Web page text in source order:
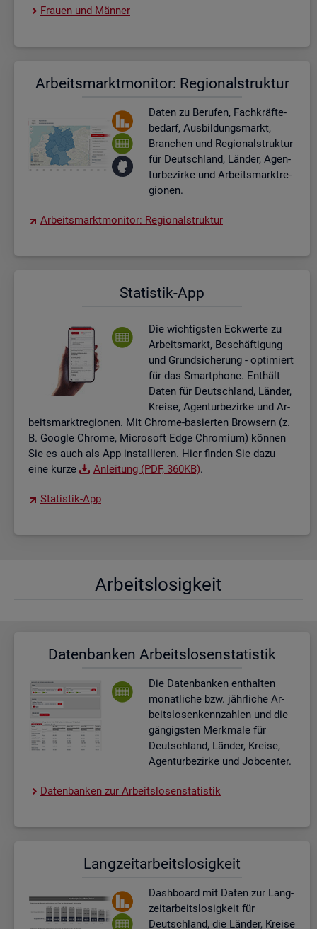
Frau­en und Män­ner
Ar­beits­markt­mo­ni­tor: Re­gio­nal­struk­tur
Daten zu Be­ru­fen, Fach­kräf­te­
be­darf, Aus­bil­dungs­markt,
Bran­chen und Re­gio­nal­struk­tur
für Deutsch­land, Län­der, Agen­
tur­be­zir­ke und Ar­beits­markt­re­
gio­nen.
Ar­beits­markt­mo­ni­tor: Re­gio­nal­struk­tur
Sta­tis­tik-App
Die wich­tigs­ten Eck­wer­te zu
Ar­beits­markt, Be­schäf­ti­gung
und Grund­si­che­rung - op­ti­miert
für das Smart­pho­ne. Ent­hält
Daten für Deutsch­land, Län­der,
Krei­se, Agen­tur­be­zir­ke und Ar­
beits­markt­re­gio­nen. Mit Chro­me-ba­sier­ten Brow­sern (z.
B. Goog­le Chro­me, Mi­cro­soft Edge Chro­mi­um) kön­nen
Sie es auch als App in­stal­lie­ren. Hier fin­den Sie dazu
eine kurze
An­lei­tung (PDF, 360KB).
Sta­tis­tik-App
Ar­beits­lo­sig­keit
Da­ten­ban­ken Ar­beits­lo­sen­sta­tis­tik
Die Da­ten­ban­ken ent­hal­ten
mo­nat­li­che bzw. jähr­li­che Ar­
beits­lo­sen­kenn­zah­len und die
gän­gigs­ten Merk­ma­le für
Deutsch­land, Län­der, Krei­se,
Agen­tur­be­zir­ke und Job­cen­ter.
Da­ten­ban­ken zur Ar­beits­lo­sen­sta­tis­tik
Lang­zeit­ar­beits­lo­sig­keit
Dash­board mit Daten zur Lang­
zeit­ar­beits­lo­sig­keit für
Deutsch­land, die Län­der, Krei­se